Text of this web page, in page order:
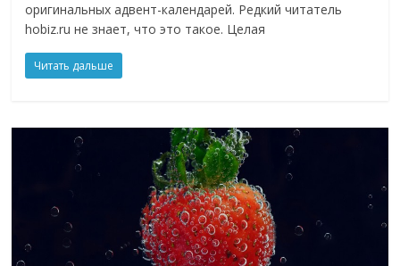
оригинальных адвент-календарей. Редкий читатель
hobiz.ru не знает, что это такое. Целая
Читать дальше